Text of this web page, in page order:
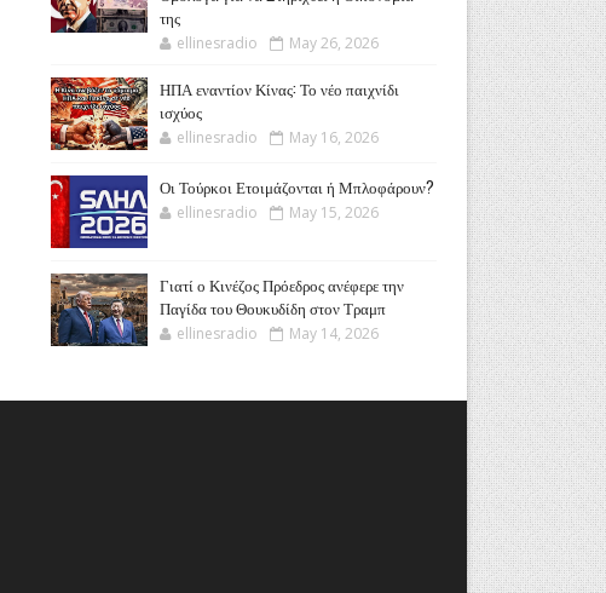
της
ellinesradio May 26, 2026
ΗΠΑ εναντίον Κίνας: Το νέο παιχνίδι
ισχύος
ellinesradio May 16, 2026
Οι Τούρκοι Ετοιμάζονται ή Μπλοφάρουν?
ellinesradio May 15, 2026
Γιατί ο Κινέζος Πρόεδρος ανέφερε την
Παγίδα του Θουκυδίδη στον Τραμπ
ellinesradio May 14, 2026